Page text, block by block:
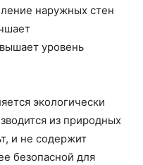
наружных стен
уровень
экологически
из природных
и не содержит
безопасной для